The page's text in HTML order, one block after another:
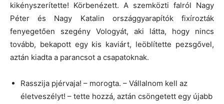
kikényszerítette! Körbenézett. A szemközti falról Nagy
Péter és Nagy Katalin országgyarapítók fixírozták
fenyegetően szegény Vologyát, aki látta, hogy nincs
tovább, bekapott egy kis kaviárt, leöblítette pezsgővel,
aztán kiadta a parancsot a csapatoknak.
Rasszija pjérvaja! – morogta. – Vállalnom kell az
életveszélyt! – tette hozzá, aztán csöngetett egy újabb